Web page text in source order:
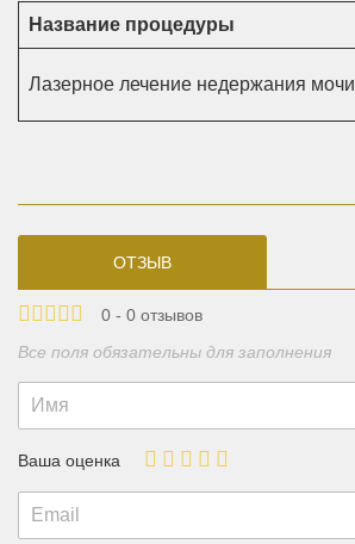
Название процедуры
Лазерное лечение недержания мочи
ОТЗЫВ
0 - 0 отзывов
Все поля обязательны для заполнения
Ваша оценка